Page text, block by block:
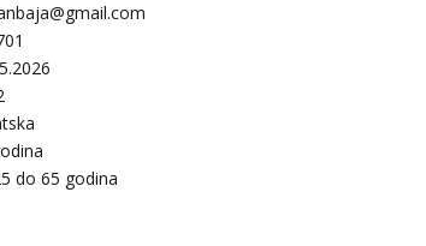
do 65 godina